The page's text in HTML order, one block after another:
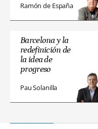
Ramón de España
Barcelona y la
redefinición de
la idea de
progreso
Pau Solanilla